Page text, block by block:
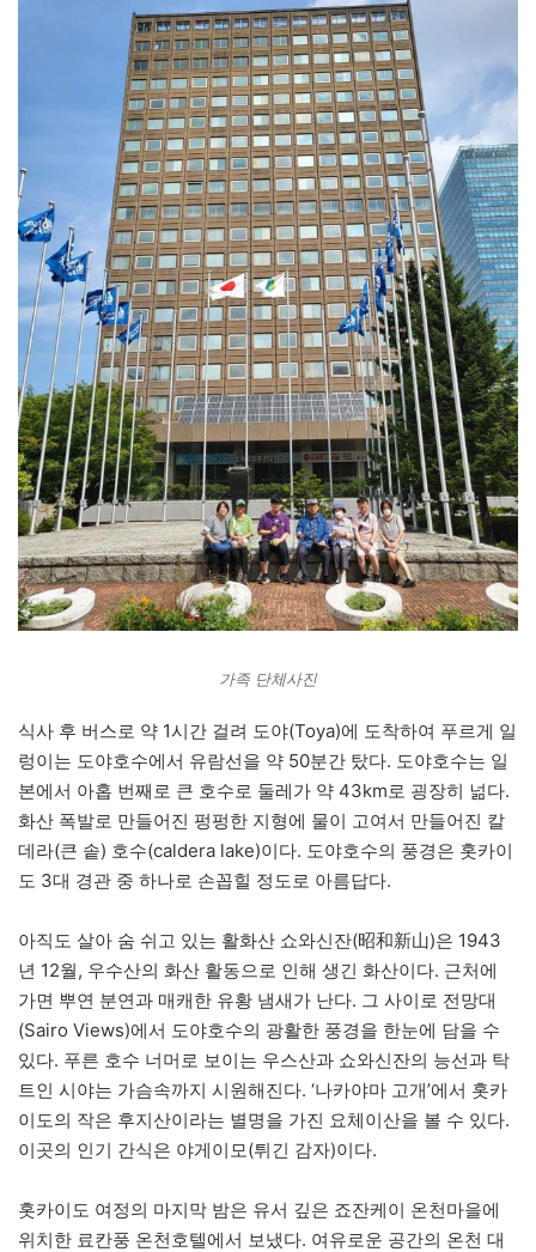
가족 단체사진
식사 후 버스로 약 1시간 걸려 도야(Toya)에 도착하여 푸르게 일
렁이는 도야호수에서 유람선을 약 50분간 탔다. 도야호수는 일
본에서 아홉 번째로 큰 호수로 둘레가 약 43km로 굉장히 넒다.
화산 폭발로 만들어진 펑펑한 지형에 물이 고여서 만들어진 칼
데라(큰 솥) 호수(caldera lake)이다. 도야호수의 풍경은 홋카이
도 3대 경관 중 하나로 손꼽힐 정도로 아름답다.
아직도 살아 숨 쉬고 있는 활화산 쇼와신잔(昭和新山)은 1943
년 12월, 우수산의 화산 활동으로 인해 생긴 화산이다. 근처에
가면 뿌연 분연과 매캐한 유황 냄새가 난다. 그 사이로 전망대
(Sairo Views)에서 도야호수의 광활한 풍경을 한눈에 담을 수
있다. 푸른 호수 너머로 보이는 우스산과 쇼와신잔의 능선과 탁
트인 시야는 가슴속까지 시원해진다. ‘나카야마 고개’에서 홋카
이도의 작은 후지산이라는 별명을 가진 요체이산을 볼 수 있다.
이곳의 인기 간식은 야게이모(튀긴 감자)이다.
홋카이도 여정의 마지막 밤은 유서 깊은 죠잔케이 온천마을에
위치한 료칸풍 온천호텔에서 보냈다. 여유로운 공간의 온천 대